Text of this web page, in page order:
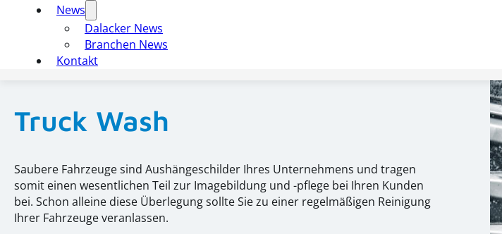
News
Dalacker News
Branchen News
Kontakt
Truck Wash
Saubere Fahrzeuge sind Aushängeschilder Ihres Unternehmens und tragen
somit einen wesentlichen Teil zur Imagebildung und -pflege bei Ihren Kunden
bei. Schon alleine diese Überlegung sollte Sie zu einer regelmäßigen Reinigung
Ihrer Fahrzeuge veranlassen.